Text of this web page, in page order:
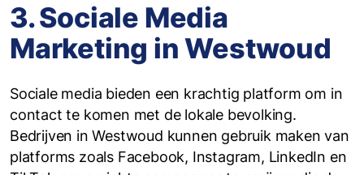
3. Sociale Media
Marketing in Westwoud
Sociale media bieden een krachtig platform om in
contact te komen met de lokale bevolking.
Bedrijven in Westwoud kunnen gebruik maken van
platforms zoals Facebook, Instagram, LinkedIn en